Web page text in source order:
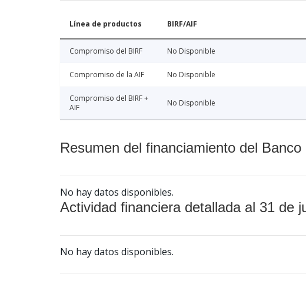
Línea de productos BIRF/AIF
Compromiso del BIRF No Disponible
Compromiso de la AIF No Disponible
Compromiso del BIRF +
AIF
No Disponible
Resumen del financiamiento del
No hay datos disponibles.
Actividad financiera detallada al 31 de
No hay datos disponibles.